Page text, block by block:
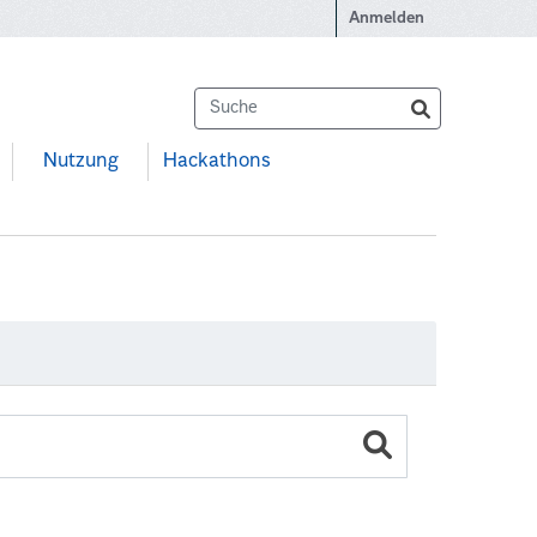
Anmelden
Nutzung Hackathons